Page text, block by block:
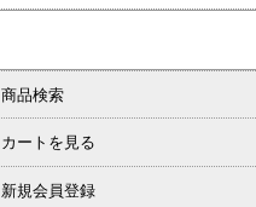
商品検索
カートを見る
新規会員登録